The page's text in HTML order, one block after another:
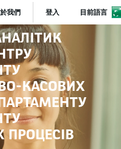
我們 登入 目前語言
КАСОВИХ
ПРОЦЕСІВ